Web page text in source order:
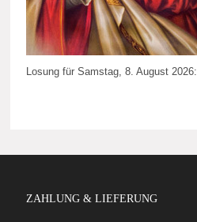
Losung für Samstag, 8. August 2026:
ZAHLUNG & LIEFERUNG